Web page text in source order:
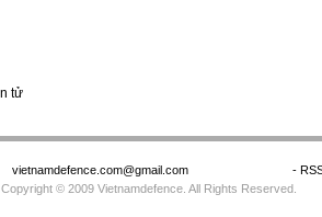
tử
vietnamdefence.com@gmail.com
-
Copyright © 2009 Vietnamdefence. All Rights Reserved.